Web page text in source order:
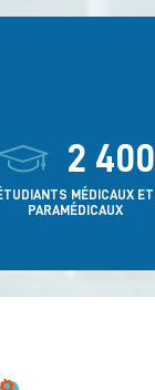
2 400
MÉDICAUX ET
PARAMÉDICAUX